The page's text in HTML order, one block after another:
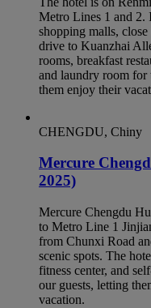
Metro Lines 1 and 2.
shopping malls,
drive to Kuanzhai
rooms, breakfast
and laundry room for
them enjoy their
CHENGDU, Chiny
Mercure
2025)
Mercure Chengdu
to Metro Line 1
from Chunxi Road
scenic spots. The
fitness center, and
our guests, letting
vacation.